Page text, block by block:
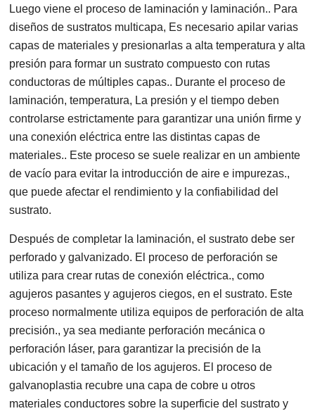
Luego viene el proceso de laminación y laminación.. Para
diseños de sustratos multicapa, Es necesario apilar varias
capas de materiales y presionarlas a alta temperatura y alta
presión para formar un sustrato compuesto con rutas
conductoras de múltiples capas.. Durante el proceso de
laminación, temperatura, La presión y el tiempo deben
controlarse estrictamente para garantizar una unión firme y
una conexión eléctrica entre las distintas capas de
materiales.. Este proceso se suele realizar en un ambiente
de vacío para evitar la introducción de aire e impurezas.,
que puede afectar el rendimiento y la confiabilidad del
sustrato.
Después de completar la laminación, el sustrato debe ser
perforado y galvanizado. El proceso de perforación se
utiliza para crear rutas de conexión eléctrica., como
agujeros pasantes y agujeros ciegos, en el sustrato. Este
proceso normalmente utiliza equipos de perforación de alta
precisión., ya sea mediante perforación mecánica o
perforación láser, para garantizar la precisión de la
ubicación y el tamaño de los agujeros. El proceso de
galvanoplastia recubre una capa de cobre u otros
materiales conductores sobre la superficie del sustrato y